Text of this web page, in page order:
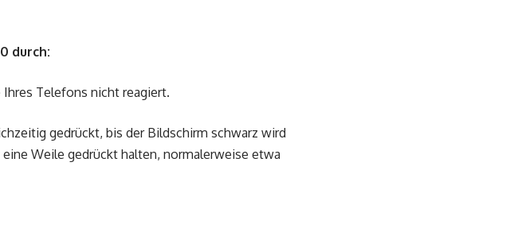
durch:
Telefons nicht reagiert.
gedrückt, bis der Bildschirm schwarz wird
Weile gedrückt halten, normalerweise etwa